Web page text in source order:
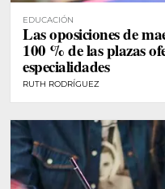
EDUCACIÓN
Las oposiciones de
100 % de las plazas
especialidades
RUTH RODRÍGUEZ